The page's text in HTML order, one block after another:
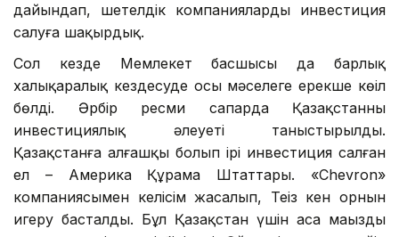
дайындап, шетелдік компанияларды инвестиция
салуға шақырдық.
Сол кезде Мемлекет басшысы да барлық
халықаралық кездесуде осы мәселеге ерекше көңіл
бөлді. Әрбір ресми сапарда Қазақстанның
инвестициялық әлеуеті таныстырылды.
Қазақстанға алғашқы болып ірі инвестиция салған
ел – Америка Құрама Штаттары. «Chevron»
компаниясымен келісім жасалып, Теңіз кен орнын
игеру басталды. Бұл Қазақстан үшін аса маңызды